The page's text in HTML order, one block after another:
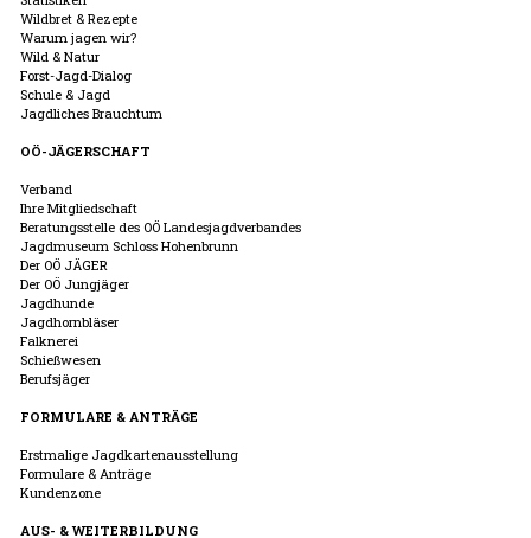
Wildbret & Rezepte
Warum jagen wir?
Wild & Natur
Forst-Jagd-Dialog
Schule & Jagd
Jagdliches Brauchtum
OÖ-JÄGERSCHAFT
Verband
Ihre Mitgliedschaft
Beratungsstelle des OÖ Landesjagdverbandes
Jagdmuseum Schloss Hohenbrunn
Der OÖ JÄGER
Der OÖ Jungjäger
Jagdhunde
Jagdhornbläser
Falknerei
Schießwesen
Berufsjäger
FORMULARE & ANTRÄGE
Erstmalige Jagdkartenausstellung
Formulare & Anträge
Kundenzone
AUS- & WEITERBILDUNG